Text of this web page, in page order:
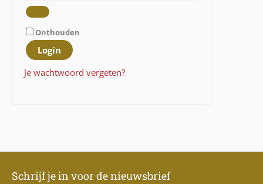
Onthouden
Login
Je wachtwoord vergeten?
Schrijf je in voor de nieuwsbrief